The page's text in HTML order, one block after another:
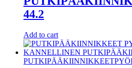
44.2
Add to cart
PUTKIPÄÄKIINNIKKEET